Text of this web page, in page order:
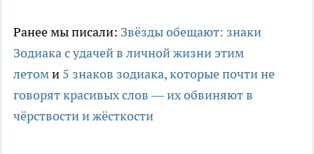
Ранее мы писали: Звёзды обещают: знаки
Зодиака с удачей в личной жизни этим
летоми 5 знаков зодиака, которые почти не
говорят красивых слов — их обвиняют в
чёрствости и жёсткости